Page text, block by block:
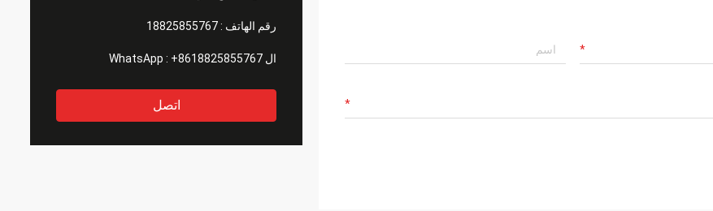
رقم الهاتف :18825855767
ال WhatsApp : +8618825855767
اتصل